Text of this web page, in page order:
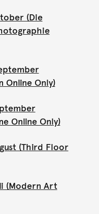
(Die
Online Only)
Online Only)
(Third Floor
(Modern Art